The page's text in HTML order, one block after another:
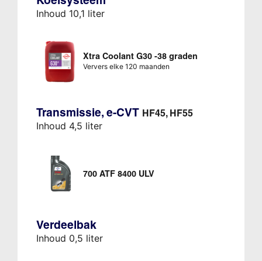
Inhoud 10,1 liter
Xtra Coolant G30 -38 graden
Ververs elke 120 maanden
Transmissie, e-CVT HF45, HF55
Inhoud 4,5 liter
700 ATF 8400 ULV
Verdeelbak
Inhoud 0,5 liter